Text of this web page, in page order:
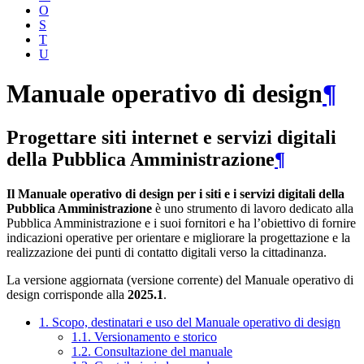
O
S
T
U
Manuale operativo di design¶
Progettare siti internet e servizi digitali
della Pubblica Amministrazione¶
Il Manuale operativo di design per i siti e i servizi digitali della
Pubblica Amministrazione è uno strumento di lavoro dedicato alla
Pubblica Amministrazione e i suoi fornitori e ha l’obiettivo di fornire
indicazioni operative per orientare e migliorare la progettazione e la
realizzazione dei punti di contatto digitali verso la cittadinanza.
La versione aggiornata (versione corrente) del Manuale operativo di
design corrisponde alla 2025.1.
1. Scopo, destinatari e uso del Manuale operativo di design
1.1. Versionamento e storico
1.2. Consultazione del manuale